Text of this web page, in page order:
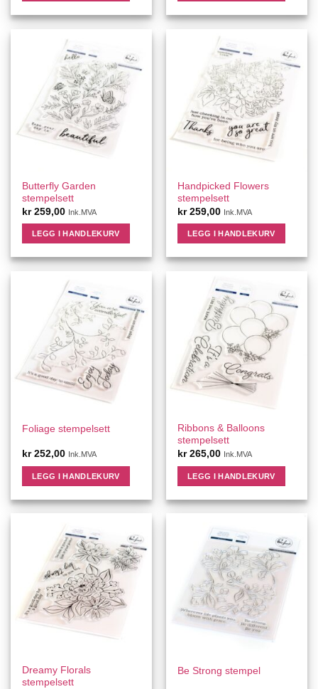
Butterfly Garden
stempelsett
kr259,00 Ink.MVA
LEGG I HANDLEKURV
Handpicked Flowers
stempelsett
kr259,00 Ink.MVA
LEGG I HANDLEKURV
Foliage stempelsett
kr252,00 Ink.MVA
LEGG I HANDLEKURV
Ribbons & Balloons
stempelsett
kr265,00 Ink.MVA
LEGG I HANDLEKURV
Dreamy Florals
stempelsett
Be Strong stempel